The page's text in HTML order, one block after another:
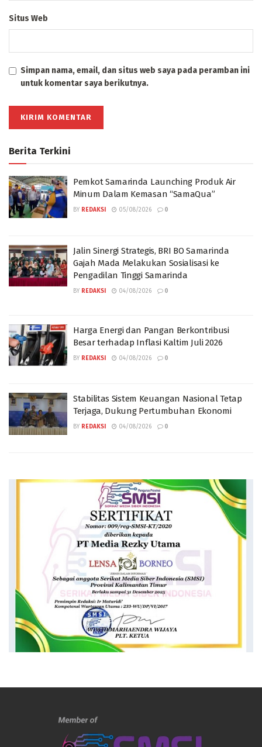
Situs Web
Simpan nama, email, dan situs web saya pada peramban ini
untuk komentar saya berikutnya.
Berita Terkini
Pemkot Samarinda Launching Produk Air
Minum Dalam Kemasan “SamaQua”
BY REDAKSI 05/08/2026 0
Jalin Sinergi Strategis, BRI BO Samarinda
Gajah Mada Melakukan Sosialisasi ke
Pengadilan Tinggi Samarinda
BY REDAKSI 04/08/2026 0
Harga Energi dan Pangan Berkontribusi
Besar terhadap Inflasi Kaltim Juli 2026
BY REDAKSI 04/08/2026 0
Stabilitas Sistem Keuangan Nasional Tetap
Terjaga, Dukung Pertumbuhan Ekonomi
BY REDAKSI 04/08/2026 0